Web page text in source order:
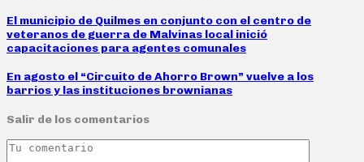
El municipio de Quilmes en conjunto con el centro de
veteranos de guerra de Malvinas local inició
capacitaciones para agentes comunales
En agosto el “Circuito de Ahorro Brown” vuelve a los
barrios y las instituciones brownianas
Salir de los comentarios